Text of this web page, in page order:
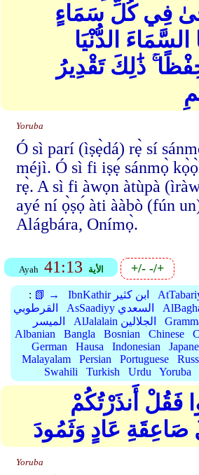
فِي كُلِّ سَمَاءٍ
السَّمَاءَ الدُّنْيَا
ذَٰلِكَ تَقْدِيرُ
Yoruba
Ó sì parí (ìṣẹ̀dá) rẹ̀ sí
méjì. Ó sì fi iṣẹ́ sánmọ̀
rẹ̀. A sì fi àwọn àtùpà
ayé ní ọ̀ṣọ́ àti ààbò (fún
Alágbára, Onímọ̀.
Ayah 41:13 الأية +/--/+
: 📗 → IbnKathir ابن كثير
القرطوبي
AsSaadiyy السعدي
الميسر
AlJalalain الجلالين
Albanian
Bangla Bosnian Chinese
German
Hausa Indonesian
Malayalam
Persian Portuguese
Swahili
Turkish Urdu Yoruba
فَقُلْ أَنذَرْتُكُمْ
عَادٍ وَثَمُودَ
Yoruba